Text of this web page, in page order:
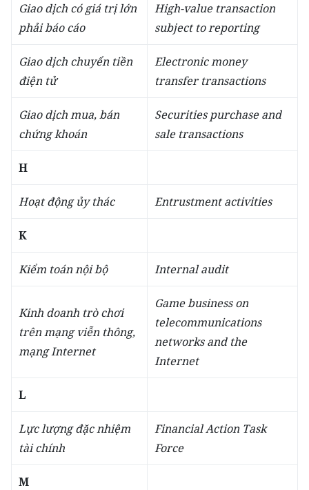
Giao dịch có giá trị lớn
phải báo cáo
High-value transaction
subject to reporting
Giao dịch chuyển tiền
điện tử
Electronic money
transfer transactions
Giao dịch mua, bán
chứng khoán
Securities purchase and
sale transactions
H
Hoạt động ủy thác Entrustment activities
K
Kiểm toán nội bộ Internal audit
Kinh doanh trò chơi
trên mạng viễn thông,
mạng Internet
Game business on
telecommunications
networks and the
Internet
L
Lực lượng đặc nhiệm
tài chính
Financial Action Task
Force
M